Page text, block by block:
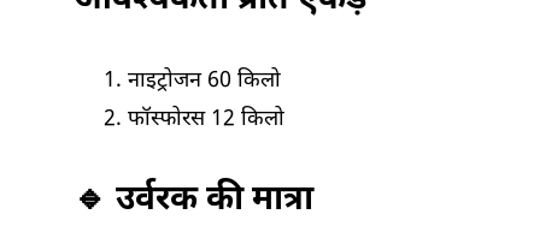
नाइट्रोजन 60 किलो
फॉस्फोरस 12 किलो
🔹 उर्वरक की मात्रा